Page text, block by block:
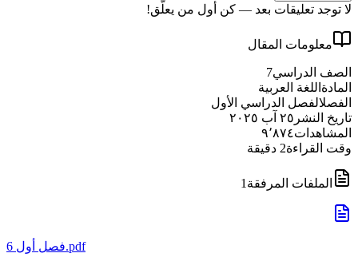
لا توجد تعليقات بعد — كن أول من يعلّق!
معلومات المقال
الصف الدراسي7
المادة اللغة العربية
الفصلالفصل الدراسي الأول
تاريخ النشر ٢٥ آب ٢٠٢٥
المشاهدات٩٬٨٧٤
وقت القراءة2 دقيقة
الملفات المرفقة 1
6 فصل أول.pdf